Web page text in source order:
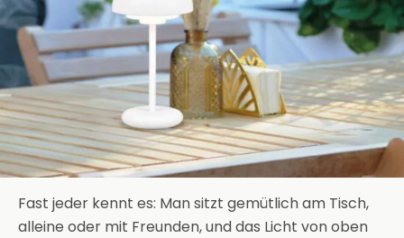
Fast jeder kennt es: Man sitzt gemütlich am Tisch,
alleine oder mit Freunden, und das Licht von oben